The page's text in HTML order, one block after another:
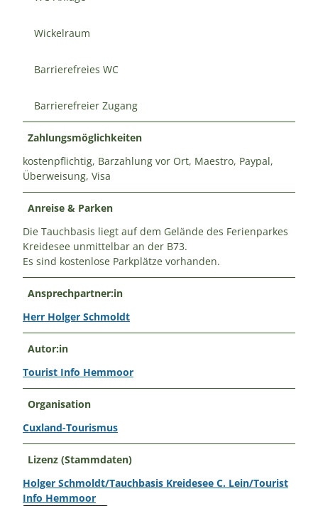
Wickelraum
Barrierefreies WC
Barrierefreier Zugang
Zahlungsmöglichkeiten
kostenpflichtig, Barzahlung vor Ort, Maestro, Paypal,
Überweisung, Visa
Anreise & Parken
Die Tauchbasis liegt auf dem Gelände des Ferienparkes
Kreidesee unmittelbar an der B73.
Es sind kostenlose Parkplätze vorhanden.
Ansprechpartner:in
Herr Holger Schmoldt
Autor:in
Tourist Info Hemmoor
Organisation
Cuxland-Tourismus
Lizenz (Stammdaten)
Holger Schmoldt/Tauchbasis Kreidesee C. Lein/Tourist
Info Hemmoor